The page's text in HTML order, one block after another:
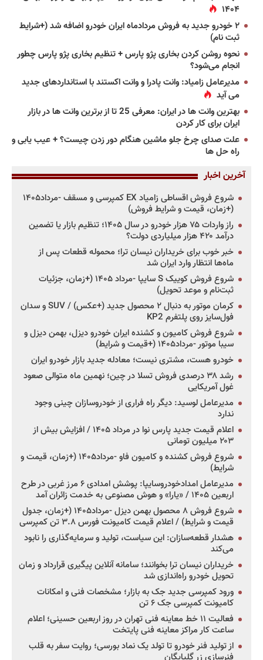
۱۴۰۴
۲ خودرو جدید به فروش مردادماه ایران خودرو اضافه شد (+شرایط
ثبت نام)
نحوه روشن کردن بخاری پژو پارس + تنظیم بخاری پژو پارس چطور
انجام می‌شود؟
مدیرعامل زامیاد: وانت پادرا و وانت اکستند با استانداردهای جدید
می آید
بهترین وانت ها در ایران: معرفی 25 تا از برترین وانت ها در بازار
ایران برای کار کردن
علت صدای چرخ جلو ماشین هنگام دور زدن چیست؟ + عیب یابی و
راه حل ها
آخرین اخبار
شروع فروش اقساطی زامیاد EX کمپرسی و مسقف -مرداد۱۴۰۵
(+زمان، قیمت و شرایط فروش)
راز واردات ۷۵ هزار خودرو در سال ۱۴۰۵؛ تنظیم بازار یا تضمین
درآمد ۴۲۰ هزار میلیاردی دولت؟
خبر خوب برای خریداران نیسان ترا؛ محموله قطعات پس از
ماه‌ها انتظار وارد ایران شد
شروع فروش کوییک S سایپا -مرداد ۱۴۰۵ (+زمان، جزئیات
ثبت‌نام و موعد تحویل)
کرمان موتور به دنبال ۲ محصول جدید (+عکس) / SUV و سدان
فول‌سایز روی پلتفرم KP2
شروع فروش کامیون و کشنده ایران خودرو دیزل، بهمن دیزل و
سیبا موتور -مرداد۱۴۰۵ (+قیمت و شرایط)
خودرو هست، مشتری نیست؛ معادله جدید بازار خودرو ایران
رشد ۳۸ درصدی فروش تسلا در چین؛ نهمین ماه متوالی صعود
غول آمریکایی
مدیرعامل لوسید: دیگر راه فراری از خودروسازان چینی وجود
ندارد
اعلام قیمت جدید پارس نوا در مرداد ۱۴۰۵ / افزایش بیش از
۲۰۳ میلیون تومانی
شروع فروش کشنده و کامیون فاو -مرداد۱۴۰۵ (+زمان، قیمت و
شرایط)
مدیرعامل امدادخودروسایپا: پوشش امدادی ۶ مرز غربی در طرح
اربعین ۱۴۰۵ / «یارا» و هوش مصنوعی به خدمت زائران آمد
شروع فروش ۸ محصول بهمن دیزل -مرداد۱۴۰۵ (+زمان، جدول
قیمت و شرایط) / اعلام قیمت کامیونت فورس ۳.۸ تن کمپرسی
هشدار قطعه‌سازان: این سیاست، تولید و سرمایه‌گذاری را نابود
می‌کند
خریداران نیسان ترا بخوانند؛ سامانه آنلاین پیگیری قرارداد و زمان
تحویل خودرو راه‌اندازی شد
ورود کمپرسی جدید جک به بازار؛ مشخصات فنی و امکانات
کامیونت کمپرسی جک ۶ تن
فعالیت ۱۱ خط معاینه فنی تهران در روز اربعین حسینی؛ اعلام
ساعت کار مراکز معاینه فنی پایتخت
از تولید فنر خودرو تا تولد یک نماد بورسی؛ روایت سفر به قلب